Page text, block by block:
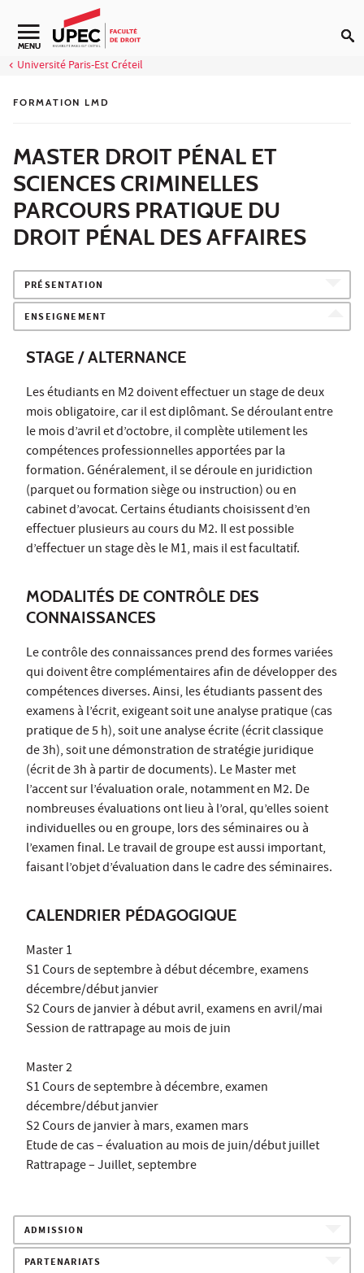
Aller au contenu
Navigation secondaire
MENU
Université Paris-Est Créteil
FORMATION LMD
MASTER DROIT PÉNAL ET
SCIENCES CRIMINELLES
PARCOURS PRATIQUE DU
DROIT PÉNAL DES AFFAIRES
PRÉSENTATION
ENSEIGNEMENT
STAGE / ALTERNANCE
Les étudiants en M2 doivent effectuer un stage de deux
mois obligatoire, car il est diplômant. Se déroulant entre
le mois d’avril et d’octobre, il complète utilement les
compétences professionnelles apportées par la
formation. Généralement, il se déroule en juridiction
(parquet ou formation siège ou instruction) ou en
cabinet d’avocat. Certains étudiants choisissent d’en
effectuer plusieurs au cours du M2. Il est possible
d’effectuer un stage dès le M1, mais il est facultatif.
MODALITÉS DE CONTRÔLE DES
CONNAISSANCES
Le contrôle des connaissances prend des formes variées
qui doivent être complémentaires afin de développer des
compétences diverses. Ainsi, les étudiants passent des
examens à l’écrit, exigeant soit une analyse pratique (cas
pratique de 5 h), soit une analyse écrite (écrit classique
de 3h), soit une démonstration de stratégie juridique
(écrit de 3h à partir de documents). Le Master met
l’accent sur l’évaluation orale, notamment en M2. De
nombreuses évaluations ont lieu à l’oral, qu’elles soient
individuelles ou en groupe, lors des séminaires ou à
l’examen final. Le travail de groupe est aussi important,
faisant l’objet d’évaluation dans le cadre des séminaires.
CALENDRIER PÉDAGOGIQUE
Master 1
S1 Cours de septembre à début décembre, examens
décembre/début janvier
S2 Cours de janvier à début avril, examens en avril/mai
Session de rattrapage au mois de juin
Master 2
S1 Cours de septembre à décembre, examen
décembre/début janvier
S2 Cours de janvier à mars, examen mars
Etude de cas – évaluation au mois de juin/début juillet
Rattrapage – Juillet, septembre
ADMISSION
PARTENARIATS